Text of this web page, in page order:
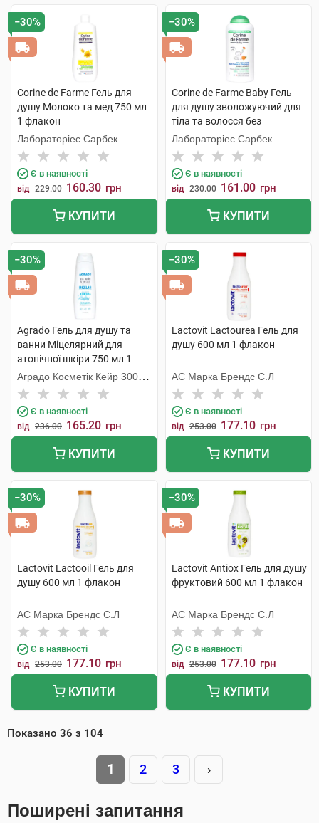
−30%
Corine de Farme Гель для
душу Молоко та мед 750 мл
1 флакон
Лабораторіес Сарбек
Є в наявності
від 229.00 160.30 грн
КУПИТИ
−30%
Corine de Farme Baby Гель
для душу зволожуючий для
тіла та волосся без
сульфатів 250 мл 1 флакон
Лабораторіес Сарбек
Є в наявності
від 230.00 161.00 грн
КУПИТИ
−30%
Agrado Гель для душу та
ванни Міцелярний для
атопічної шкіри 750 мл 1
флакон
Аградо Косметік Кейр 3000
С.Л.У.
Є в наявності
від 236.00 165.20 грн
КУПИТИ
−30%
Lactovit Lactourea Гель для
душу 600 мл 1 флакон
АС Марка Брендс С.Л
Є в наявності
від 253.00 177.10 грн
КУПИТИ
−30%
Lactovit Lactooil Гель для
душу 600 мл 1 флакон
АС Марка Брендс С.Л
Є в наявності
від 253.00 177.10 грн
КУПИТИ
−30%
Lactovit Antiox Гель для душу
фруктовий 600 мл 1 флакон
АС Марка Брендс С.Л
Є в наявності
від 253.00 177.10 грн
КУПИТИ
Показано 36 з 104
1 2 3 ›
Поширені запитання